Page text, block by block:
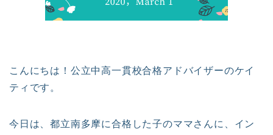
こんにちは！公立中高一貫校合格アドバイザーのケイ
ティです。
今日は、都立南多摩に合格した子のママさんに、イン